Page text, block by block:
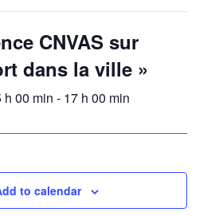
CNVAS sur
dans la ville »
h 00 min - 17 h 00 min
to calendar